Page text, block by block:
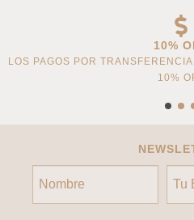
10%
LOS PAGOS POR
10%